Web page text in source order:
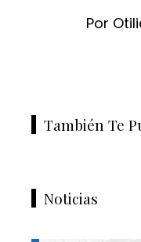
Por
También Te
Noticias